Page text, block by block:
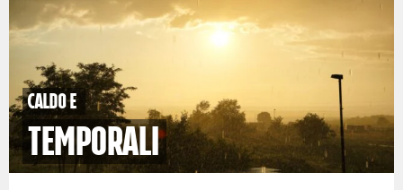
caldo e
temporali